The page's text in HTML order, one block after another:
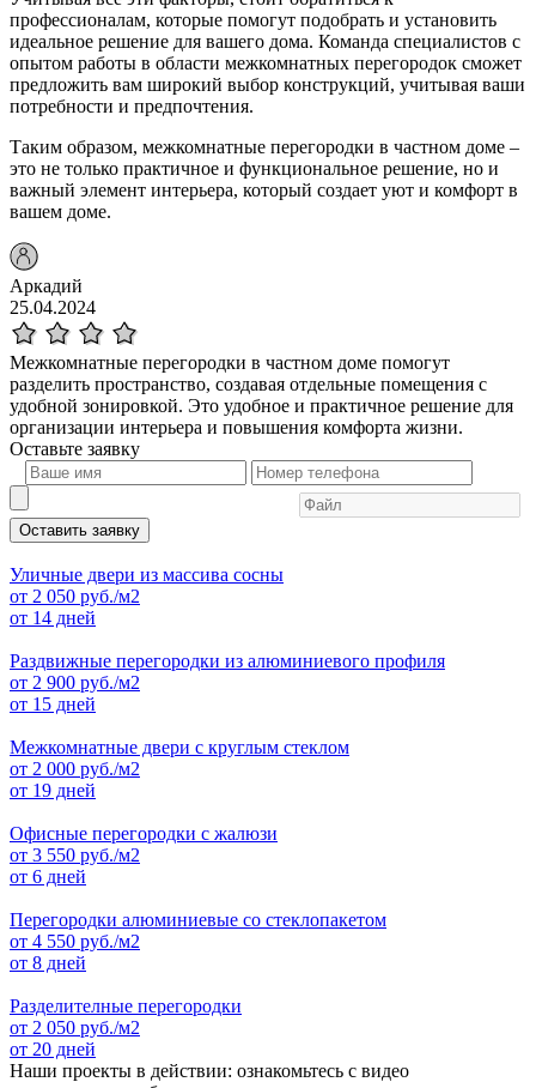
профессионалам, которые помогут подобрать и установить
идеальное решение для вашего дома. Команда специалистов с
опытом работы в области межкомнатных перегородок сможет
предложить вам широкий выбор конструкций, учитывая ваши
потребности и предпочтения.
Таким образом, межкомнатные перегородки в частном доме –
это не только практичное и функциональное решение, но и
важный элемент интерьера, который создает уют и комфорт в
вашем доме.
Аркадий
25.04.2024
Межкомнатные перегородки в частном доме помогут
разделить пространство, создавая отдельные помещения с
удобной зонировкой. Это удобное и практичное решение для
организации интерьера и повышения комфорта жизни.
Оставьте заявку
Оставить заявку
Уличные двери из массива сосны
от 2 050 руб./м2
от 14 дней
Раздвижные перегородки из алюминиевого профиля
от 2 900 руб./м2
от 15 дней
Межкомнатные двери с круглым стеклом
от 2 000 руб./м2
от 19 дней
Офисные перегородки с жалюзи
от 3 550 руб./м2
от 6 дней
Перегородки алюминиевые со стеклопакетом
от 4 550 руб./м2
от 8 дней
Разделителные перегородки
от 2 050 руб./м2
от 20 дней
Наши проекты в действии: ознакомьтесь с видео